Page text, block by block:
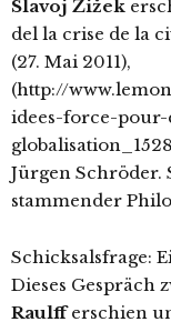
Slavoj Žižek
del la crise de la
(27. Mai 2011),
(http://
idees-force-pour-
Jürgen Schröder.
stammender
Schicksalsfrage:
Dieses Gespräch
Raulfferschien